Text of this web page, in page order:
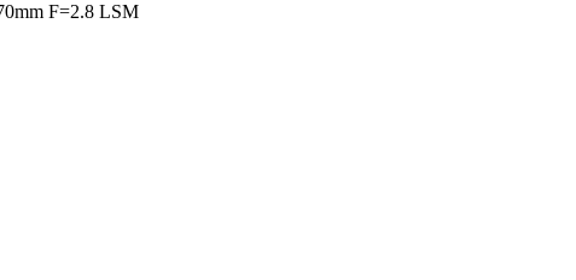
F=2.8 LSM